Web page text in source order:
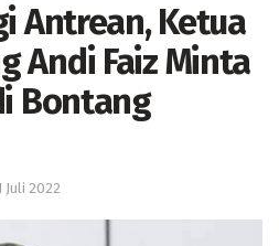
Antrean, Ketua
Andi Faiz Minta
Bontang
Juli 2022